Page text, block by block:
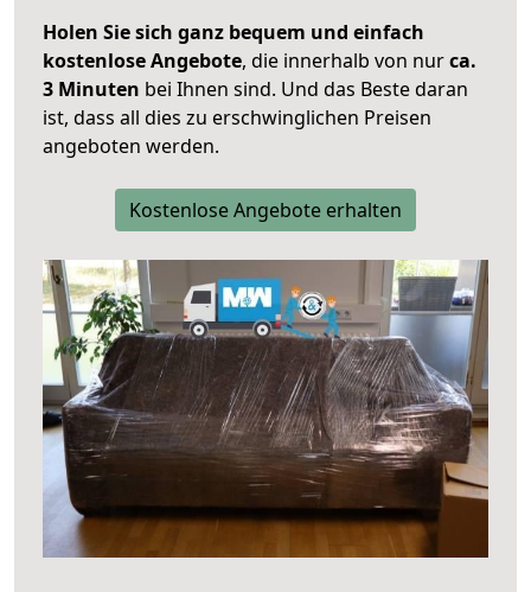
Holen Sie sich ganz bequem und einfach
kostenlose Angebote, die innerhalb von nurca.
3 Minuten bei Ihnen sind. Und das Beste daran
ist, dass all dies zu erschwinglichen Preisen
angeboten werden.
Kostenlose Angebote erhalten